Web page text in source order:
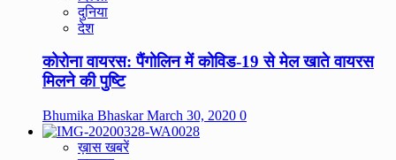
दुनिया
देश
कोरोना वायरस: पैंगोलिन में कोविड-19 से मेल खाते वायरस
मिलने की पुष्टि
Bhumika BhaskarMarch 30, 2020 0
ख़ास खबरें